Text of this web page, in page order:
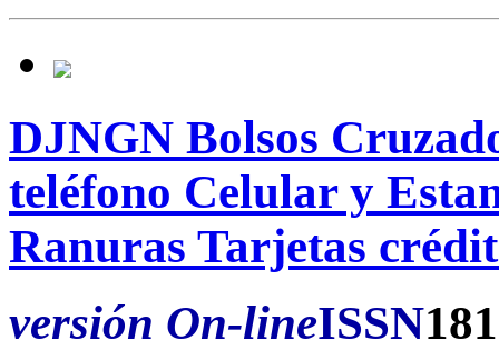
DJNGN Bolsos
teléfono Celular y
Ranuras Tarjetas
versión On-lineISSN